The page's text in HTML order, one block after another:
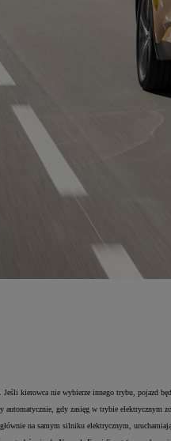
kierowca nie wybierze innego trybu, pojazd
automatycznie, gdy zasięg w trybie elektrycznym
na samym silniku elektrycznym,